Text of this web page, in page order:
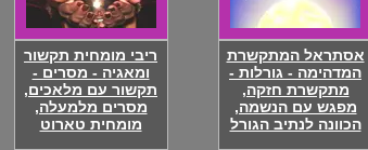
אסתראל המתקשרת
המדהימה - גורלות -
מתקשרת חזקה,
מפגש עם הנשמה,
הכוונה לנתיב הגורל
ריבי מומחית תקשור
ומאגיה - מסרים -
תקשור עם מלאכים,
מסרים מלמעלה,
מומחית טארוט